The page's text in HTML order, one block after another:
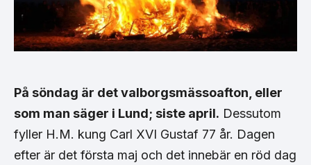
På söndag är det valborgsmässoafton, eller
som man säger i Lund; siste april. Dessutom
fyller H.M. kung Carl XVI Gustaf 77 år. Dagen
efter är det första maj och det innebär en röd dag